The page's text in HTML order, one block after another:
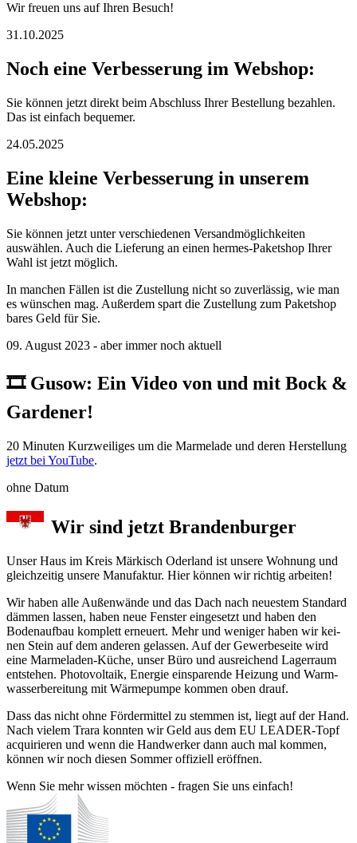
Wir freuen uns auf Ihren Besuch!
31.10.2025
Noch eine Verbesserung im Webshop:
Sie können jetzt direkt beim Abschluss Ihrer Bestellung bezahlen.
Das ist einfach bequemer.
24.05.2025
Eine kleine Verbesserung in unserem
Webshop:
Sie können jetzt unter verschiedenen Versandmöglichkeiten
auswählen. Auch die Lieferung an einen hermes-Paketshop Ihrer
Wahl ist jetzt möglich.
In manchen Fällen ist die Zustellung nicht so zuverlässig, wie man
es wünschen mag. Außerdem spart die Zustellung zum Paketshop
bares Geld für Sie.
09. August 2023 - aber immer noch aktuell
🎞️ ️Gusow: Ein Video von und mit Bock &
Gardener!
20 Minuten Kurzweiliges um die Marmelade und deren Herstellung
jetzt bei YouTube.
ohne Datum
Wir sind jetzt Brandenburger
Unser Haus im Kreis Märkisch Oder­land ist unse­re Woh­nung und
gleichzeitig unsere Manu­fak­tur. Hier können wir richtig arbeiten!
Wir haben alle Außenwände und das Dach nach neu­es­tem Stan­dard
däm­men las­sen, haben neue Fens­ter ein­ge­setzt und ha­ben den
Boden­auf­bau kom­plett er­neu­ert. Mehr und we­ni­ger ha­ben wir kei­
nen Stein auf dem an­de­ren ge­las­sen. Auf der Gewerbe­seite wird
eine Mar­me­la­den-Küche, un­ser Büro und aus­rei­chend Lager­raum
ent­ste­hen. Photo­vol­taik, Ener­gie ein­spa­ren­de Hei­zung und Warm­
was­ser­be­rei­tung mit Wärme­pum­pe kom­men oben drauf.
Dass das nicht ohne Förder­mit­tel zu stem­men ist, liegt auf der Hand.
Nach viel­em Trara konn­ten wir Geld aus dem EU LEADER-Topf
acqui­rier­en und wenn die Hand­werker dann auch mal kom­men,
kön­nen wir noch diesen Som­mer offiziell er­öff­nen.
Wenn Sie mehr wissen möchten - fragen Sie uns einfach!